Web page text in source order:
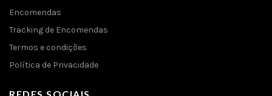
Encomendas
Tracking de Encomendas
Termos e condições
Política de Privacidade